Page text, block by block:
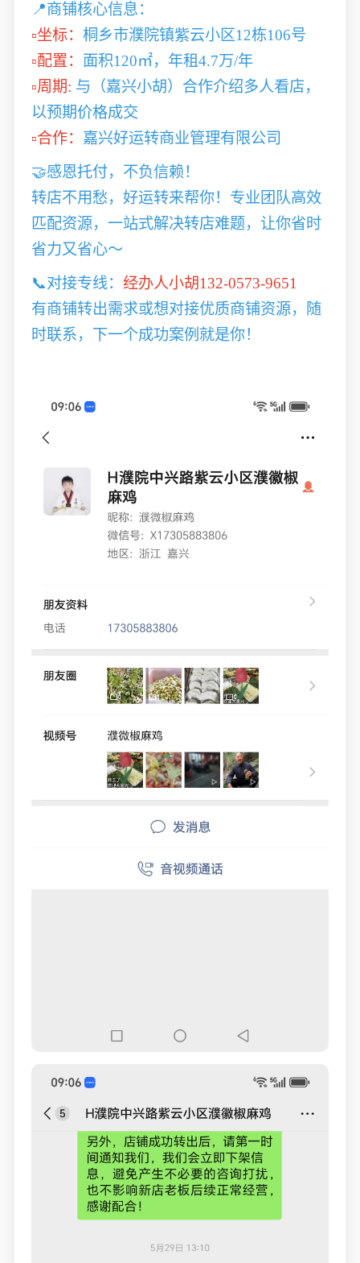
📍商铺核心信息：
▫️坐标： 桐乡市濮院镇紫云小区12栋106号
▫️配置：
面积120㎡，年租4.7万/年
▫️周期: 与（嘉兴小胡）合作介绍多人看店，
以预期价格成交
▫️合作： 嘉兴好运转商业管理有限公司
🤝感恩托付，不负信赖！
转店不用愁，好运转来帮你！专业团队高效
匹配资源，一站式解决转店难题，让你省时
省力又省心～
📞对接专线： 经办人小胡132-0573-9651
有商铺转出需求或想对接优质商铺资源，随
时联系，下一个成功案例就是你！